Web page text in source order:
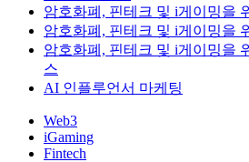
암호화폐, 핀테크 및 i게이밍을
암호화폐, 핀테크 및 i게이밍을
암호화폐, 핀테크 및 i게이밍을
스
AI 인플루언서 마케팅
Web3
iGaming
Fintech